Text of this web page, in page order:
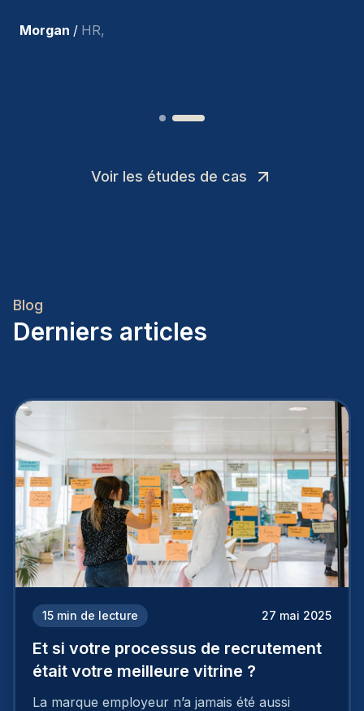
Voir les études de cas
Blog
Derniers articles
15 min de lecture 27 mai 2025
Et si votre processus de recrutement
était votre meilleure vitrine ?
La marque employeur n’a jamais été aussi